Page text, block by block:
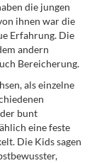
die jungen
ihnen war die
Erfahrung. Die
andern
Bereicherung.
als einzelne
bunt
eine feste
Die Kids sagen